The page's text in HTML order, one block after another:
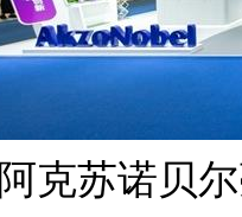
阿克苏诺贝